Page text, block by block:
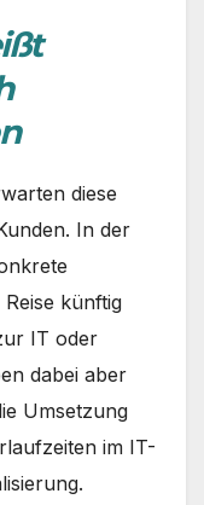
diese
In der
künftig
IT oder
dabei aber
Umsetzung
im IT-